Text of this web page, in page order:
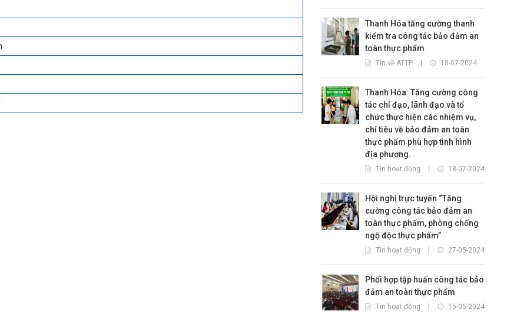
Thanh Hóa tăng cường thanh
kiểm tra công tác bảo đảm an
toàn thực phẩm
Tin về ATTP 18-07-2024
Thanh Hóa: Tăng cường công
tác chỉ đạo, lãnh đạo và tổ
chức thực hiện các nhiệm vụ,
chỉ tiêu về bảo đảm an toàn
thực phẩm phù hợp tình hình
địa phương.
Tin hoạt động 18-07-2024
Hội nghị trực tuyến “Tăng
cường công tác bảo đảm an
toàn thực phẩm, phòng chống
ngộ độc thực phẩm”
Tin hoạt động 27-05-2024
Phối hợp tập huấn công tác bảo
đảm an toàn thực phẩm
Tin hoạt động 15-05-2024